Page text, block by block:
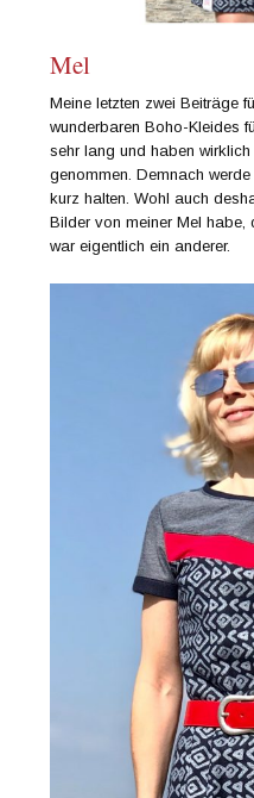
Mel
Meine letzten zwei Beiträge
wunderbaren Boho-Kleides
sehr lang und haben
genommen. Demnach
kurz halten. Wohl auch
Bilder von meiner Mel
war eigentlich ein anderer.